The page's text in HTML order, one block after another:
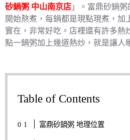
砂鍋粥 中山南京店 」。富鼎砂鍋
開始熬煮，每鍋都是現點現煮，加
實在，非常好吃。店裡還有許多熱
點一鍋粥加上幾道熱炒，就是讓人
Table of Contents
富鼎砂鍋粥 地理位置